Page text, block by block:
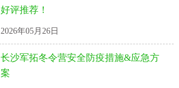
好评推荐！
2026年05月26日
长沙军拓冬令营安全防疫措施&应急方
案